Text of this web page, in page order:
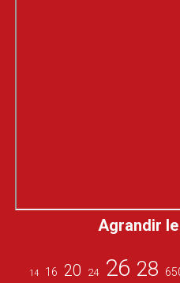
Agrandir
14 16 20 24 26 28